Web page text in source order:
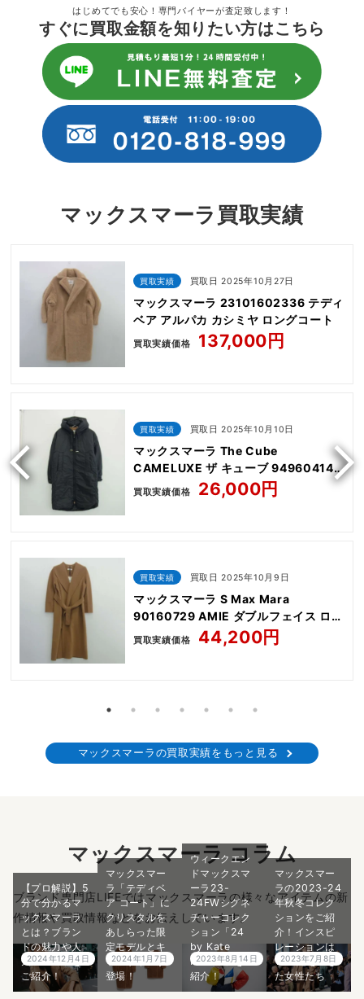
はじめてでも安心！専門バイヤーが査定致します！
すぐに買取金額を知りたい方はこちら
マックスマーラ買取実績
買取実績 買取日 2025年10月27日
マックスマーラ 23101602336 テディ
ベア アルパカ カシミヤ ロングコート
買取実績価格 137,000円
買取実績 買取日 2025年10月10日
マックスマーラ The Cube
CAMELUXE ザ キューブ 949604146
キャメリュクス ジップアップ フーディ
ー パデッドコート 専用収納トートバッ
買取実績価格 26,000円
買取実績 買取日 2025年10月9日
マックスマーラ S Max Mara
90160729 AMIE ダブルフェイス ロン
グ コート
買取実績価格 44,200円
マックスマーラの買取実績をもっと見る
マックスマーラ コラム
ブランド専門店LIFEではマックスマーラの様々なアイテムの新
作情報や買取情報などをお伝えしています。
【プロ解説】5
分で分かるマ
ックスマーラ
とは？ブラン
ドの魅力や人
気のコートを
ご紹介！
2024年12月4日
マックスマー
ラ「テディベ
ア コート」に
クリスタルを
あしらった限
定モデルとキ
ッズサイズが
登場！
2024年1月7日
ウィークエン
ドマックスマ
ーラ23-
24FWシグネ
チャーコレク
ション「24
by Kate
Phelan」をご
紹介！
2023年8月14日
マックスマー
ラの2023-24
年秋冬コレク
ションをご紹
介！インスピ
レーションは
18世紀を生き
た女性たち
2023年7月8日